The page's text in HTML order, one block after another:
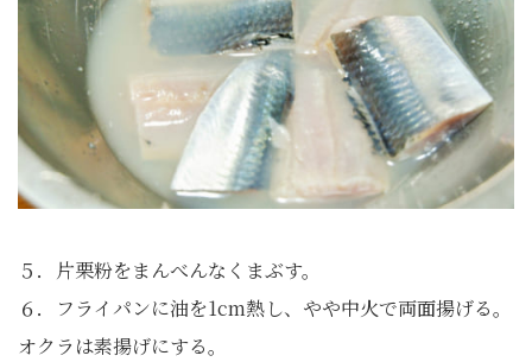
５．片栗粉をまんべんなくまぶす。
６．フライパンに油を1cm熱し、やや中火で両面揚げる。
オクラは素揚げにする。